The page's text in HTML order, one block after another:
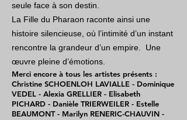
seule face à son destin.
La Fille du Pharaon raconte ainsi une
histoire silencieuse, où l’intimité d’un instant
rencontre la grandeur d’un empire. Une
œuvre pleine d’émotions.
Merci encore à tous les artistes présents :
Christine SCHOENLOH LAVIALLE - Dominique
VEDEL - Alexia GRELLIER - Elisabeth
PICHARD - Danièle TRIERWEILER - Estelle
BEAUMONT - Marilyn RENERIC-CHAUVIN -